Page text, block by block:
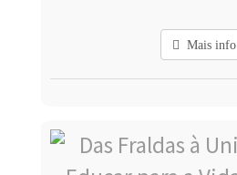
Mais info